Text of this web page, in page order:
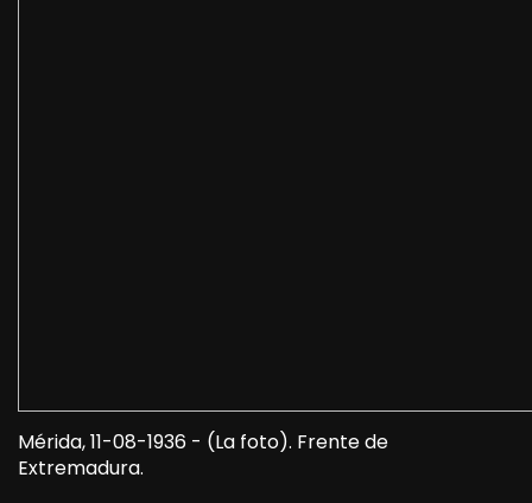
Mérida, 11-08-1936 - (La foto). Frente de
Extremadura.